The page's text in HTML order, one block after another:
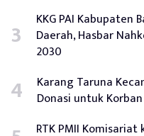
KKG PAI Kabupaten
Daerah, Hasbar
2030
Karang Taruna
Donasi untuk
RTK PMII